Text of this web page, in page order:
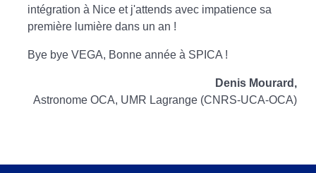
intégration à Nice et j'attends avec impatience sa
première lumière dans un an !
Bye bye VEGA, Bonne année à SPICA !
Denis Mourard,
Astronome OCA, UMR Lagrange (CNRS-UCA-OCA)